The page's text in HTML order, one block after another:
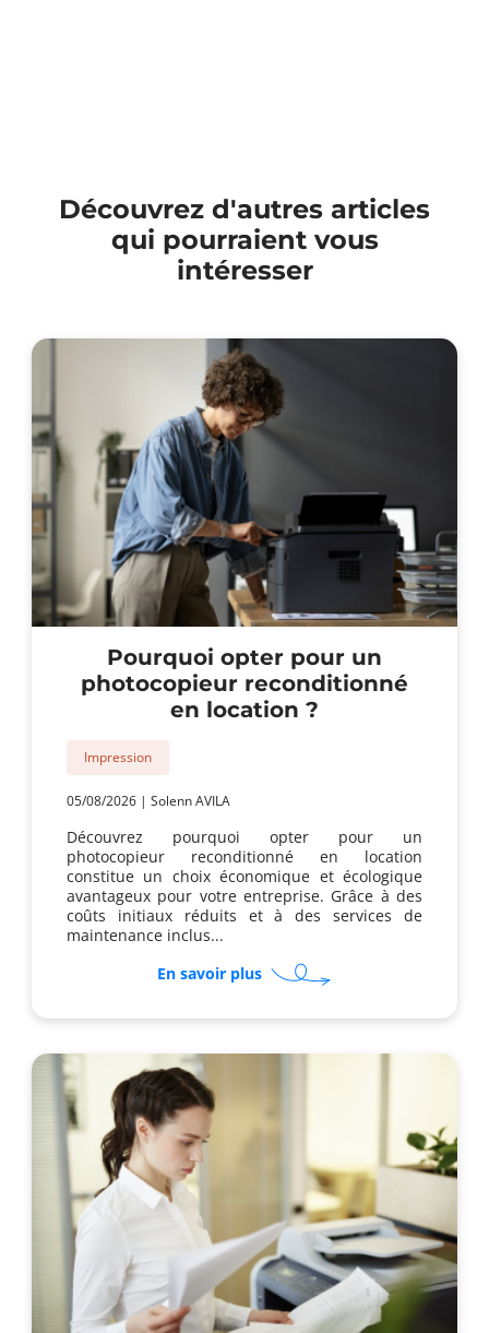
Découvrez d'autres articles
qui pourraient vous
intéresser
Pourquoi opter pour un
photocopieur reconditionné
en location ?
Impression
05/08/2026 | Solenn AVILA
Découvrez pourquoi opter pour un
photocopieur reconditionné en location
constitue un choix économique et écologique
avantageux pour votre entreprise. Grâce à des
coûts initiaux réduits et à des services de
maintenance inclus...
En savoir plussur
Pourquoi
un